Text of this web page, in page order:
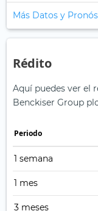
Más Datos y
Rédito
Aquí puedes ver el
Benckiser Group
Periodo
1 semana
1 mes
3 meses